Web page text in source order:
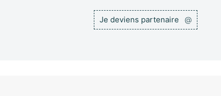
Je deviens partenaire @